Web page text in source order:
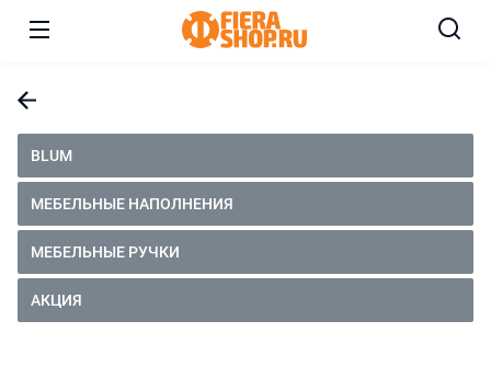
BLUM
МЕБЕЛЬНЫЕ НАПОЛНЕНИЯ
МЕБЕЛЬНЫЕ РУЧКИ
АКЦИЯ